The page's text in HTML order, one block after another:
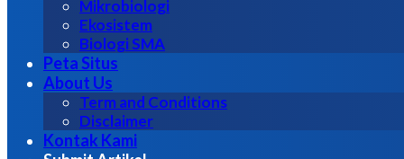
Mikrobiologi
Ekosistem
Biologi SMA
Peta Situs
About Us
Term and Conditions
Disclaimer
Kontak Kami